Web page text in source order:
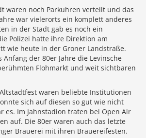
waren noch Parkuhren verteilt und das
war vielerorts ein komplett anderes
in der Stadt gab es noch ein
Polizei hatte ihre Direktion am
wie heute in der Groner Landstraße.
der 80er Jahre die Levinsche
Flohmarkt und weit sichtbaren
waren beliebte Institutionen
sich auf diesen so gut wie nicht
es. Im Jahnstadion traten bei Open Air
auf. Die 80er waren auch das letzte
Brauerei mit ihren Brauereifesten.